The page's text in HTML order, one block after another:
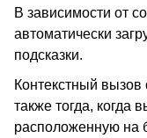
В зависимости от
автоматически
подсказки.
Контекстный
также тогда, когда
расположенную на